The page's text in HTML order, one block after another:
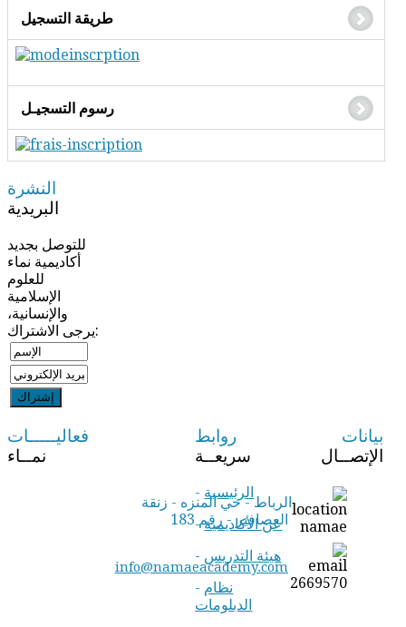
طريقة التسجيل
رسوم التسجيـل
النشرة
البريدية
للتوصل بجديد
أكاديمية نماء
للعلوم
الإسلامية
والإنسانية،
يرجى الاشتراك:
بيانات
الإتصــال
الرباط - حي المنزه - زنقة
info@namaeacademy.com
روابط
سريعــة
- الرئيسية
-عن الأكاديمية
- هيئة التدريس
- نظام
الدبلومات
فعاليـــــات
نمــاء